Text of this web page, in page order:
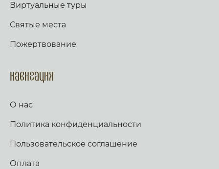
Виртуальные туры
Святые места
Пожертвование
Навигация
О нас
Политика конфиденциальности
Пользовательское соглашение
Оплата